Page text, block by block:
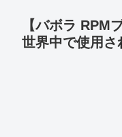
【バボラ RPM
世界中で使用さ